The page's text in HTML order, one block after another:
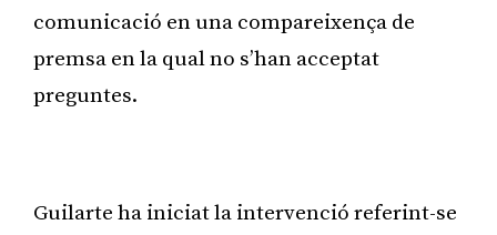
comunicació en una compareixença de
premsa en la qual no s’han acceptat
preguntes.
Guilarte ha iniciat la intervenció referint-se